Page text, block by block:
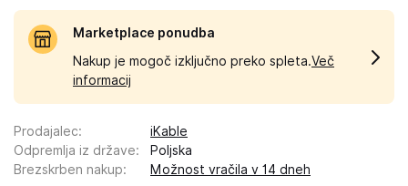
Marketplace ponudba
Nakup je mogoč izključno preko spleta.Več
informacij
Prodajalec:
iKable
Odpremlja iz države:
Poljska
Brezskrben nakup: Možnost vračila v 14 dneh